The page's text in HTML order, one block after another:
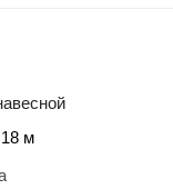
18 м